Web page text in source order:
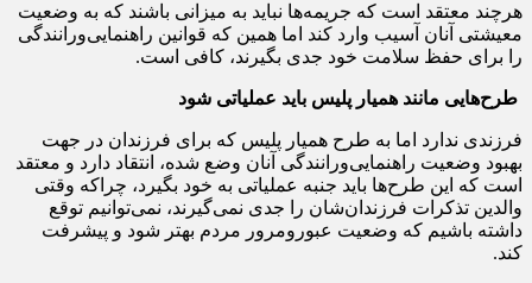
هرچند معتقد است که جریمه‌ها نباید به میزانی باشند که به وضعیت
معیشتی آنان آسیب وارد کند اما همین که قوانین راهنمایی‌ورانندگی
را برای حفظ سلامت خود جدی بگیرند، کافی است.
طرح‌هایی مانند همیار پلیس باید عملیاتی شود
فرزندی ندارد اما به طرح همیار پلیس که برای فرزندان در جهت
بهبود وضعیت راهنمایی‌ورانندگی آنان وضع شده، انتقاد دارد و معتقد
است که این طرح‌ها باید جنبه عملیاتی به خود بگیرد، چراکه وقتی
والدین تذکرات فرزندان‌شان را جدی نمی‌گیرند، نمی‌توانیم توقع
داشته باشیم که وضعیت عبورومرور مردم بهتر شود و پیشرفت
کند.